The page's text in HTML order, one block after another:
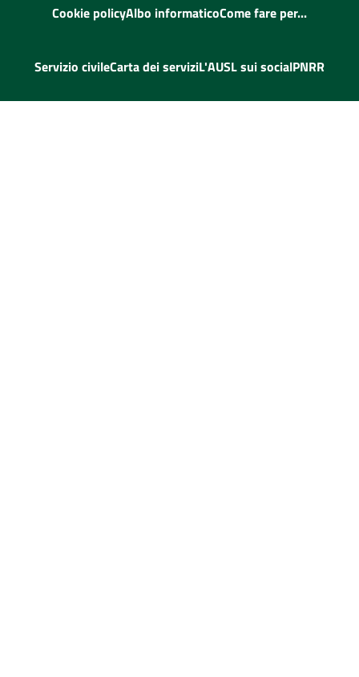
Cookie policyAlbo informaticoCome fare per...
Servizio civileCarta dei serviziL'AUSL sui socialPNRR